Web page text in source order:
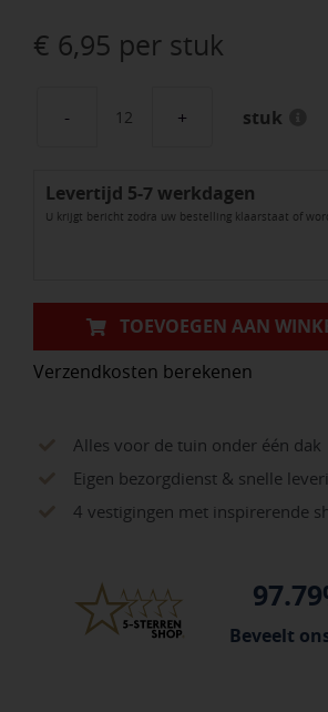
€ 6,95 per stuk
Geoplano
elba
aantal
stuk
Levertijd 5-7 werkdagen
U krijgt bericht zodra uw bestelling klaarstaat of
TOEVOEGEN AAN
Verzendkosten berekenen
Alles voor de tuin onder één dak
Eigen bezorgdienst & snelle
4 vestigingen met inspirerende
Beveelt